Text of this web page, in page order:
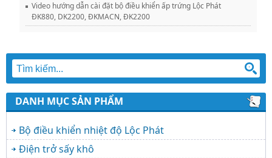
Video hướng dẫn cài đặt bộ điều khiển ấp trứng Lộc Phát
ĐK880, DK2200, ĐKMACN, ĐK2200
DANH MỤC SẢN PHẨM
Bộ điều khiển nhiệt độ Lộc Phát
Điện trở sấy khô